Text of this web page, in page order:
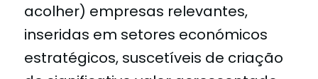
acolher) empresas relevantes,
inseridas em setores económicos
estratégicos, suscetíveis de criação